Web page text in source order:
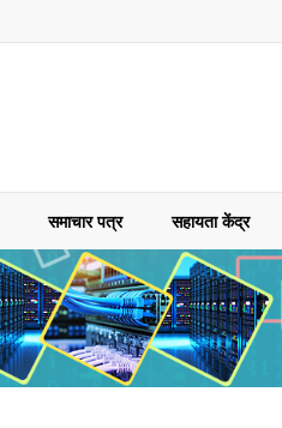
समाचार पत्र सहायता केंद्र